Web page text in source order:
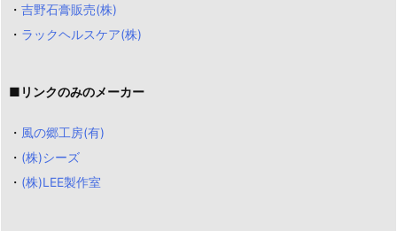
・ 吉野石膏販売(株)
・ ラックヘルスケア(株)
■リンクのみのメーカー
・ 風の郷工房(有)
・ (株)シーズ
・ (株)LEE製作室